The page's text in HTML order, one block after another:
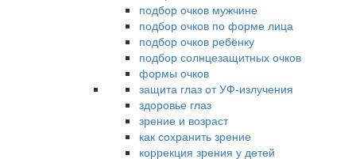
подбор очков мужчине
подбор очков по форме лица
подбор очков ребёнку
подбор солнцезащитных очков
формы очков
защита глаз от УФ-излучения
здоровье глаз
зрение и возраст
как сохранить зрение
коррекция зрения у детей